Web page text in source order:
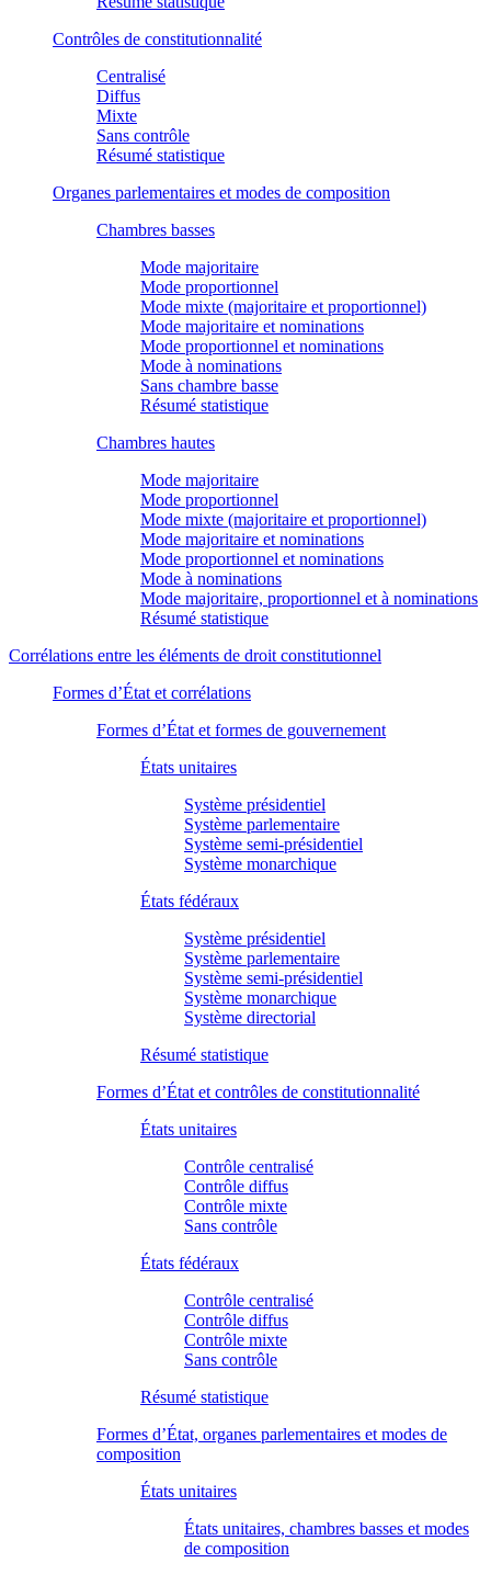
Contrôles de constitutionnalité
Centralisé
Diffus
Mixte
Sans contrôle
Résumé statistique
Organes parlementaires et modes de composition
Chambres basses
Mode majoritaire
Mode proportionnel
Mode mixte (majoritaire et proportionnel)
Mode majoritaire et nominations
Mode proportionnel et nominations
Mode à nominations
Sans chambre basse
Résumé statistique
Chambres hautes
Mode majoritaire
Mode proportionnel
Mode mixte (majoritaire et proportionnel)
Mode majoritaire et nominations
Mode proportionnel et nominations
Mode à nominations
Mode majoritaire, proportionnel et à nominations
Résumé statistique
Corrélations entre les éléments de droit constitutionnel
Formes d’État et corrélations
Formes d’État et formes de gouvernement
États unitaires
Système présidentiel
Système parlementaire
Système semi-présidentiel
Système monarchique
États fédéraux
Système présidentiel
Système parlementaire
Système semi-présidentiel
Système monarchique
Système directorial
Résumé statistique
Formes d’État et contrôles de constitutionnalité
États unitaires
Contrôle centralisé
Contrôle diffus
Contrôle mixte
Sans contrôle
États fédéraux
Contrôle centralisé
Contrôle diffus
Contrôle mixte
Sans contrôle
Résumé statistique
Formes d’État, organes parlementaires et modes de
composition
États unitaires
États unitaires, chambres basses et modes
de composition